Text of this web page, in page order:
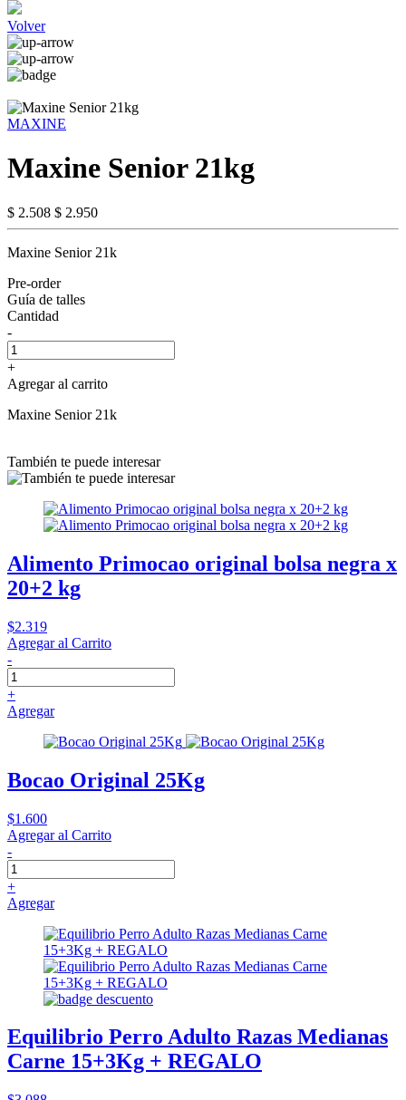
Volver
MAXINE
Maxine Senior 21kg
$ 2.508 $ 2.950
Maxine Senior 21k
Pre-order
Guía de talles
Cantidad
-
+
Agregar al carrito
Maxine Senior 21k
También te puede interesar
Alimento Primocao original bolsa negra x
20+2 kg
$2.319
Agregar al Carrito
-
+
Agregar
Bocao Original 25Kg
$1.600
Agregar al Carrito
-
+
Agregar
Equilibrio Perro Adulto Razas Medianas
Carne 15+3Kg + REGALO